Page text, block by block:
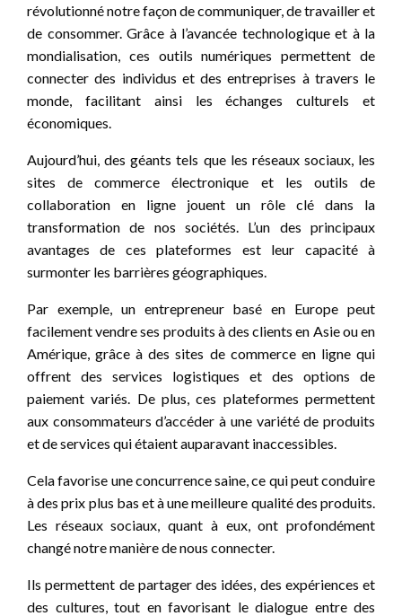
révolutionné notre façon de communiquer, de travailler et
de consommer. Grâce à l’avancée technologique et à la
mondialisation, ces outils numériques permettent de
connecter des individus et des entreprises à travers le
monde, facilitant ainsi les échanges culturels et
économiques.
Aujourd’hui, des géants tels que les réseaux sociaux, les
sites de commerce électronique et les outils de
collaboration en ligne jouent un rôle clé dans la
transformation de nos sociétés. L’un des principaux
avantages de ces plateformes est leur capacité à
surmonter les barrières géographiques.
Par exemple, un entrepreneur basé en Europe peut
facilement vendre ses produits à des clients en Asie ou en
Amérique, grâce à des sites de commerce en ligne qui
offrent des services logistiques et des options de
paiement variés. De plus, ces plateformes permettent
aux consommateurs d’accéder à une variété de produits
et de services qui étaient auparavant inaccessibles.
Cela favorise une concurrence saine, ce qui peut conduire
à des prix plus bas et à une meilleure qualité des produits.
Les réseaux sociaux, quant à eux, ont profondément
changé notre manière de nous connecter.
Ils permettent de partager des idées, des expériences et
des cultures, tout en favorisant le dialogue entre des